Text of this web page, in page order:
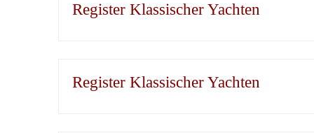
Register Klassischer Yachten
Register Klassischer Yachten